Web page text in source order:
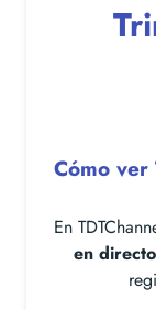
Cómo ver
En
en directo